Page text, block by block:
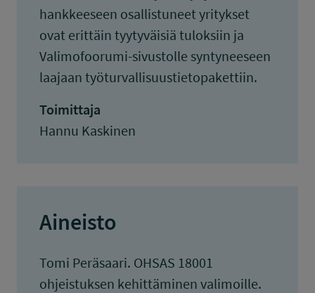
hankkeeseen osallistuneet yritykset
ovat erittäin tyytyväisiä tuloksiin ja
Valimofoorumi-sivustolle syntyneeseen
laajaan työturvallisuustietopakettiin.
Toimittaja
Hannu Kaskinen
Aineisto
Tomi Peräsaari. OHSAS 18001
ohjeistuksen kehittäminen valimoille.